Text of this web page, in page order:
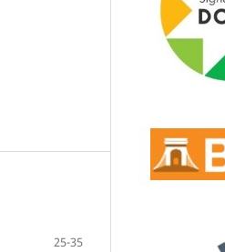
25-35